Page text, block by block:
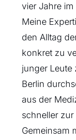
vier Jahre im
Meine
den Alltag
konkret zu
junger Leute
Berlin
aus der
schneller
Gemeinsam